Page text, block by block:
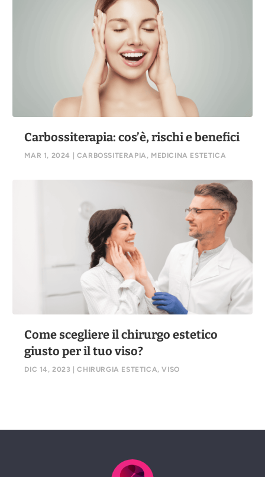
Carbossiterapia: cos’è, rischi e benefici
MAR 1, 2024 CARBOSSITERAPIA , MEDICINA ESTETICA
Come scegliere il chirurgo estetico
giusto per il tuo viso?
DIC 14, 2023 |CHIRURGIA ESTETICA,VISO